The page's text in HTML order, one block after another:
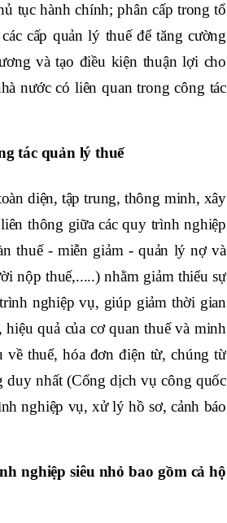
tục hành chính; phân cấp trong tổ
cấp quản lý thuế để tăng cường
và tạo điều kiện thuận lợi cho
nước có liên quan trong công tác
tác quản lý thuế
diện, tập trung, thông minh, xây
thông giữa các quy trình nghiệp
thuế - miễn giảm - quản lý nợ và
nộp thuế,.....) nhằm giảm thiểu sự
nghiệp vụ, giúp giảm thời gian
quả của cơ quan thuế và minh
thuế, hóa đơn điện từ, chúng từ
duy nhất (Cổng dịch vụ công quốc
nghiệp vụ, xử lý hồ sơ, cảnh báo
nghiệp siêu nhỏ bao gồm cả hộ